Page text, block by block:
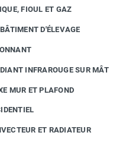
FIOUL ET GAZ
D'ÉLEVAGE
INFRAROUGE SUR MÂT
MUR ET PLAFOND
ET RADIATEUR